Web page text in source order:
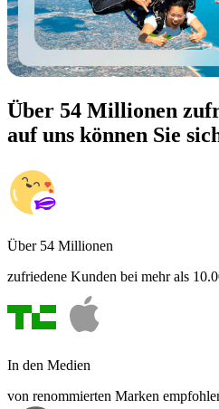
Über 54 Millionen
auf uns können Sie
Über 54 Millionen
zufriedene Kunden bei mehr als
In den Medien
von renommierten Marken